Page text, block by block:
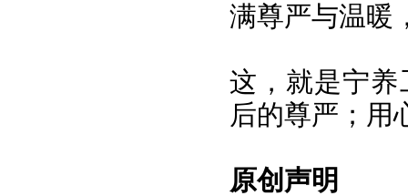
满尊严与温暖
这，就是宁
后的尊严；用
原创声明